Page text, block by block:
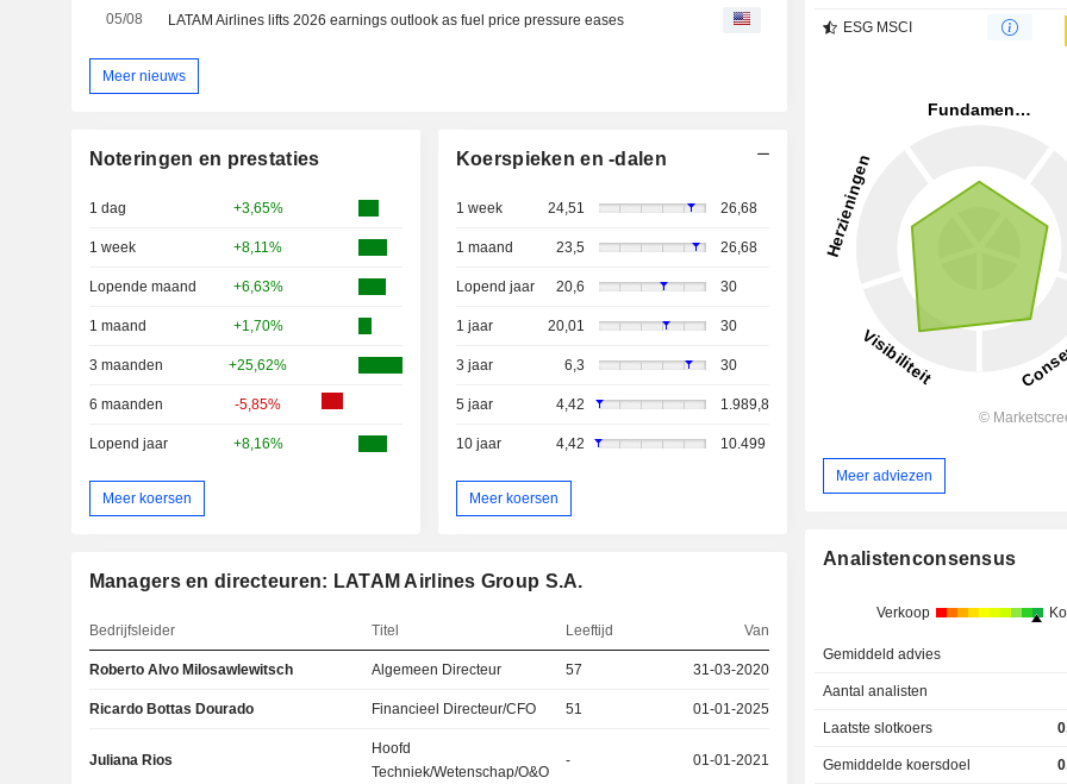
05/08 LATAM Airlines lifts 2026 earnings outlook as fuel price pressure eases
Meer nieuws
Noteringen en prestaties
1 dag +3,65%
1 week +8,11%
Lopende maand +6,63%
1 maand +1,70%
3 maanden +25,62%
6 maanden -5,85%
Lopend jaar +8,16%
Meer koersen
Koerspieken en -dalen
1 week 24,51 26,68
1 maand 23,5 26,68
Lopend jaar 20,6 30
1 jaar 20,01 30
3 jaar 6,3 30
5 jaar 4,42 1.989,8
10 jaar 4,42 10.499
Meer koersen
Managers en directeuren: LATAM Airlines Group S.A.
Bedrijfsleider Titel Leeftijd Van
Roberto Alvo Milosawlewitsch Algemeen Directeur 57 31-03-2020
Ricardo Bottas Dourado Financieel Directeur/CFO 51 01-01-2025
Juliana Rios
Hoofd
Techniek/Wetenschap/O&O
- 01-01-2021
ESG MSCI
Meer adviezen
Analistenconsensus
Verkoop
Gemiddeld advies
Aantal analisten
Laatste slotkoers
Gemiddelde koersdoel